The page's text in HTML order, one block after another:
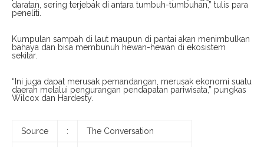
daratan, sering terjebak di antara tumbuh-tumbuhan,” tulis para
peneliti.
Kumpulan sampah di laut maupun di pantai akan menimbulkan
bahaya dan bisa membunuh hewan-hewan di ekosistem
sekitar.
“Ini juga dapat merusak pemandangan, merusak ekonomi suatu
daerah melalui pengurangan pendapatan pariwisata,” pungkas
Wilcox dan Hardesty.
Source : The Conversation